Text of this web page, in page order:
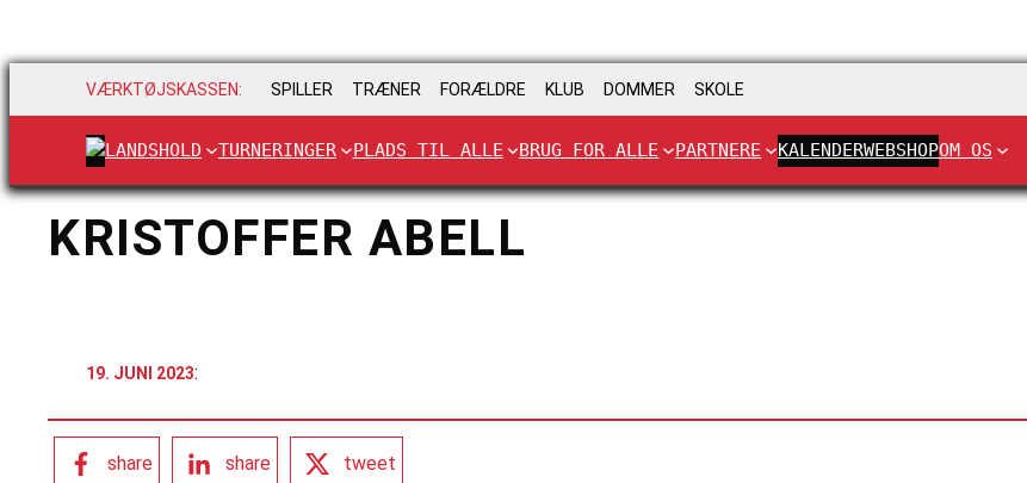
VÆRKTØJSKASSEN: SPILLER TRÆNER FORÆLDRE KLUB DOMMER SKOLE
LANDSHOLD TURNERINGER PLADS TIL ALLE BRUG FOR ALLE PARTNERE KALENDERWEBSHOPOM OS
KRISTOFFER ABELL
19. JUNI 2023:
share share tweet